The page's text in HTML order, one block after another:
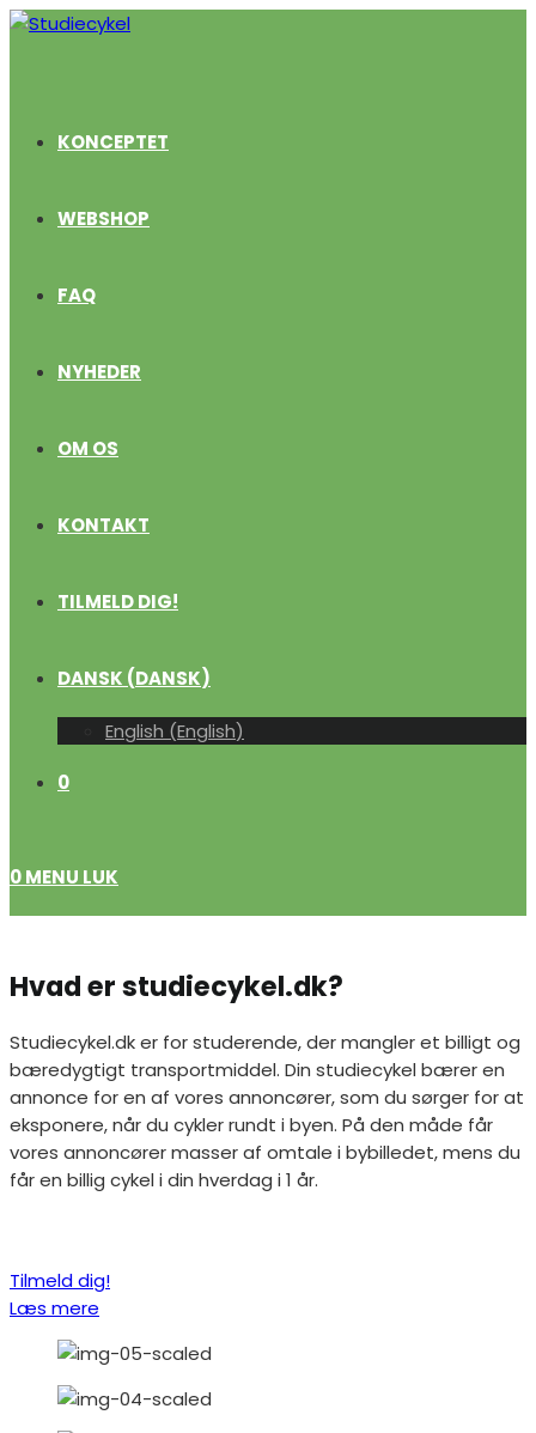
Skip
KONCEPTET
WEBSHOP
FAQ
NYHEDER
OM OS
KONTAKT
TILMELD DIG!
DANSK (DANSK)
English (English)
0
0MENU LUK
Hvad er studiecykel.dk?
Studiecykel.dk er for studerende, der mangler et billigt og
bæredygtigt transportmiddel. Din studiecykel bærer en
annonce for en af vores annoncører, som du sørger for at
eksponere, når du cykler rundt i byen. På den måde får
vores annoncører masser af omtale i bybilledet, mens du
får en billig cykel i din hverdag i 1 år.
Tilmeld dig!
Læs mere